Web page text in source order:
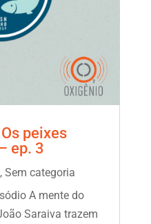
peixes
ep. 3
, Sem categoria
A mente do
Saraiva trazem